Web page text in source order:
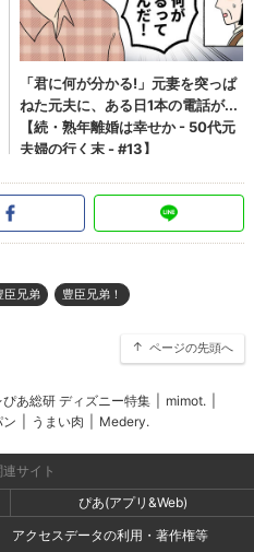
臣兄弟 豊臣兄弟！
ページの先頭へ
ぴあ総研 ディズニー特集 mimot.
ン うまい肉 Medery.
サイト
ぴあ(アプリ&Web)
アクセスデータの利用・著作権等